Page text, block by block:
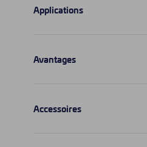
Applications
Avantages
Accessoires